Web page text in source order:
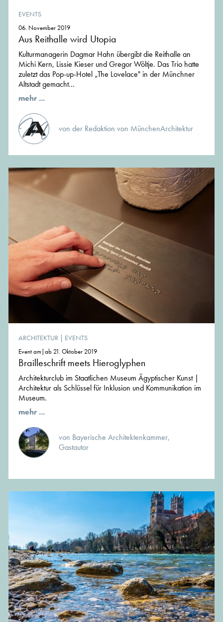
EVENTS
06. November 2019
Aus Reithalle wird Utopia
Kulturmanagerin Dagmar Hahn übergibt die Reithalle an
Michi Kern, Lissie Kieser und Gregor Wöltje. Das Trio hatte
zuletzt das Pop-up-Hotel „The Lovelace" in der Münchner
Altstadt gemacht...
mehr ...
von der Redaktion von MünchenArchitektur
ARCHITEKTUR | EVENTS
Event am|ab 21. Oktober 2019
Brailleschrift meets Hieroglyphen
Architekturclub im Staatlichen Museum Ägyptischer Kunst |
Architektur als Schlüssel für Inklusion und Kommunikation im
Museum.
mehr ...
von Bayerische Architektenkammer,
Gastautor